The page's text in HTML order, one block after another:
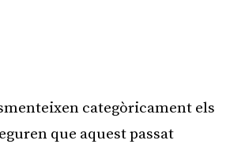
categòricament els
que aquest passat